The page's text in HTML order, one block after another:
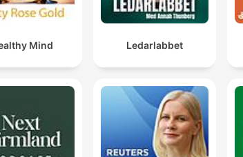
Mind Ledarlabbet